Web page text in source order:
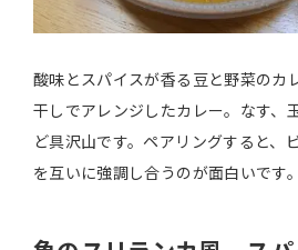
酸味とスパイスが香る豆と野菜のカ
干しでアレンジしたカレー。なす、
ど具沢山です。ペアリングすると、
を互いに強調し合うのが面白いです。